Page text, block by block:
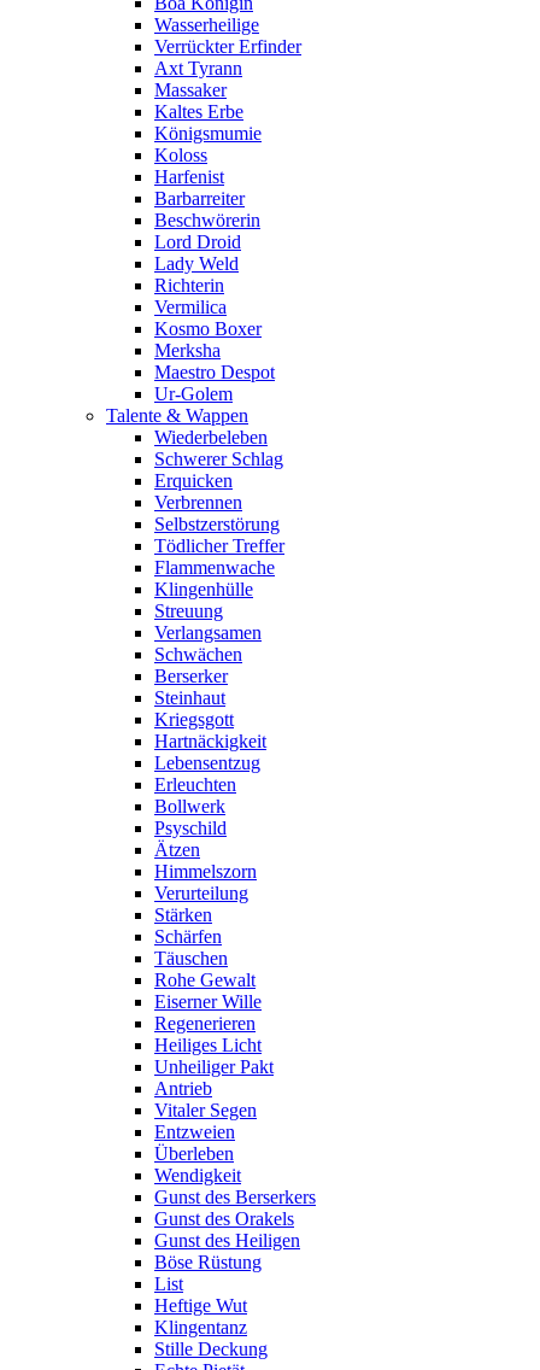
Wasserheilige
Verrückter Erfinder
Axt Tyrann
Massaker
Kaltes Erbe
Königsmumie
Koloss
Harfenist
Barbarreiter
Beschwörerin
Lord Droid
Lady Weld
Richterin
Vermilica
Kosmo Boxer
Merksha
Maestro Despot
Ur-Golem
Talente & Wappen
Wiederbeleben
Schwerer Schlag
Erquicken
Verbrennen
Selbstzerstörung
Tödlicher Treffer
Flammenwache
Klingenhülle
Streuung
Verlangsamen
Schwächen
Berserker
Steinhaut
Kriegsgott
Hartnäckigkeit
Lebensentzug
Erleuchten
Bollwerk
Psyschild
Ätzen
Himmelszorn
Verurteilung
Stärken
Schärfen
Täuschen
Rohe Gewalt
Eiserner Wille
Regenerieren
Heiliges Licht
Unheiliger Pakt
Antrieb
Vitaler Segen
Entzweien
Überleben
Wendigkeit
Gunst des Berserkers
Gunst des Orakels
Gunst des Heiligen
Böse Rüstung
List
Heftige Wut
Klingentanz
Stille Deckung